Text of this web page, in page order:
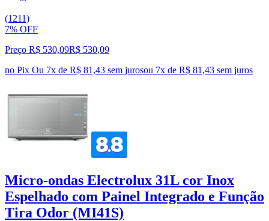
(1211)
7% OFF
Preço R$ 530,09R$ 530,09
no Pix Ou 7x de R$ 81,43 sem jurosou 7x de R$ 81,43 sem juros
Micro-ondas Electrolux 31L cor Inox
Espelhado com Painel Integrado e Função
Tira Odor (MI41S)